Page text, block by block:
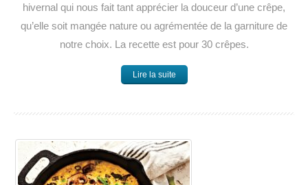
hivernal qui nous fait tant apprécier la douceur d’une crêpe,
qu’elle soit mangée nature ou agrémentée de la garniture de
notre choix. La recette est pour 30 crêpes.
Lire la suite